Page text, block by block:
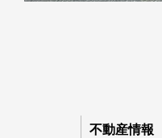
不動産情報